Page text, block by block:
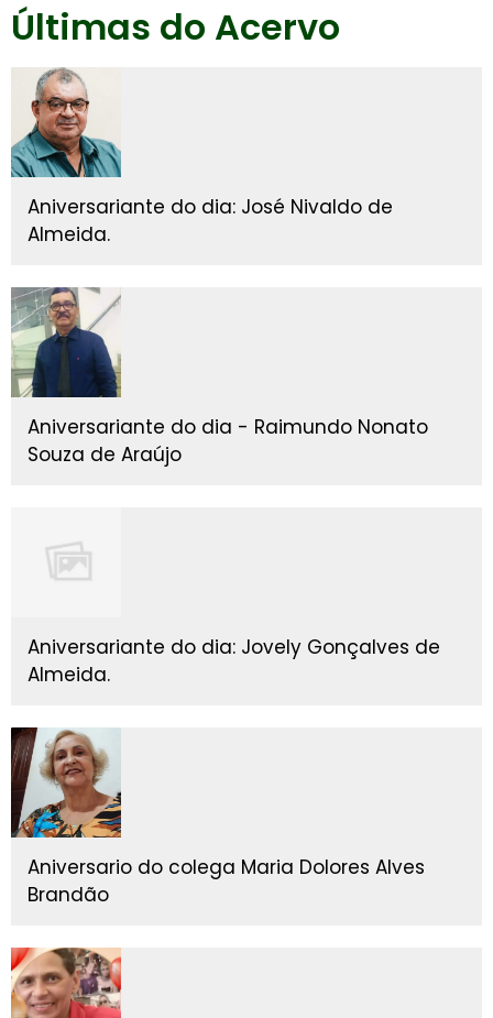
Últimas do Acervo
Aniversariante do dia: José Nivaldo de
Almeida.
Aniversariante do dia - Raimundo Nonato
Souza de Araújo
Aniversariante do dia: Jovely Gonçalves de
Almeida.
Aniversario do colega Maria Dolores Alves
Brandão